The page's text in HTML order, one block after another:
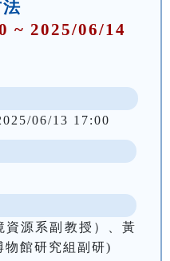
~ 2025/06/14
06/13 17:00
資源系副教授）、黃
物館研究組副研)